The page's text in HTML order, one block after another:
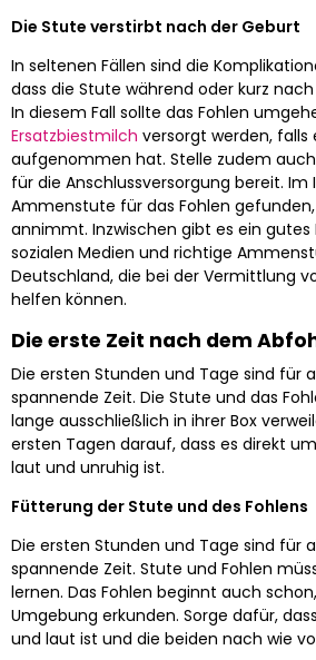
Die Stute verstirbt nach der Geburt
In seltenen Fällen sind die
dass die Stute während oder kurz
In diesem Fall sollte das Fohlen
Ersatzbiestmilch versorgt werden,
aufgenommen hat. Stelle zudem auch
für die Anschlussversorgung bereit. Im
Ammenstute für das Fohlen gefunden,
annimmt. Inzwischen gibt es ein gutes
sozialen Medien und richtige
Deutschland, die bei der Vermittlung
helfen können.
Die erste Zeit nach dem
Die ersten Stunden und Tage sind für
spannende Zeit. Die Stute und das
lange ausschließlich in ihrer Box
ersten Tagen darauf, dass es direkt
laut und unruhig ist.
Fütterung der Stute und des Fohlens
Die ersten Stunden und Tage sind für
spannende Zeit. Stute und Fohlen
lernen. Das Fohlen beginnt auch
Umgebung erkunden. Sorge dafür,
und laut ist und die beiden nach wie